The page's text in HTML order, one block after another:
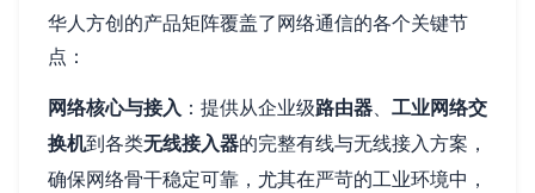
华人方创的产品矩阵覆盖了网络通信的各个关键节
点：
网络核心与接入 ：提供从企业级路由器、 工业网络交
换机到各类无线接入器的完整有线与无线接入方案，
确保网络骨干稳定可靠，尤其在严苛的工业环境中，